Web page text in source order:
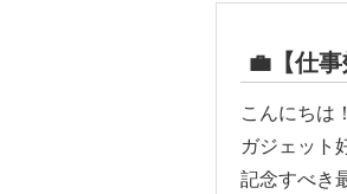
💼【仕
こんにちは
ガジェット
記念すべき